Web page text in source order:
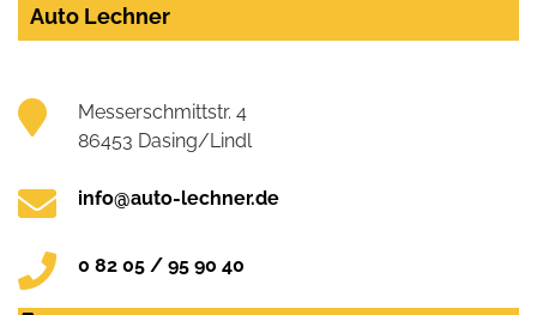
Auto Lechner
Messerschmittstr. 4
86453 Dasing/Lindl
info@auto-lechner.de
0 82 05 / 95 90 40